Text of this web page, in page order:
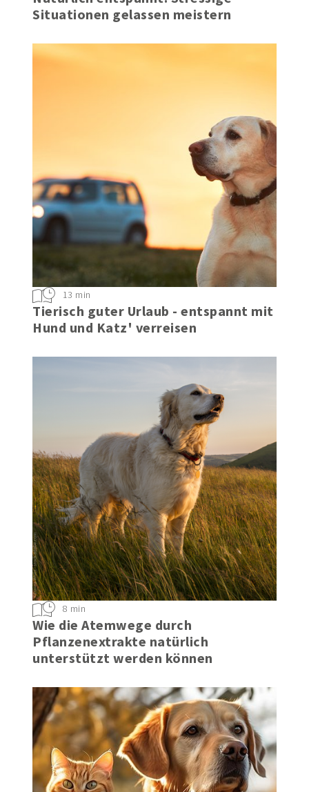
Situationen gelassen meistern
Tierisch guter Urlaub - entspannt mit
Hund und Katz' verreisen
13 min
Wie die Atemwege durch
Pflanzenextrakte natürlich
unterstützt werden können
8 min